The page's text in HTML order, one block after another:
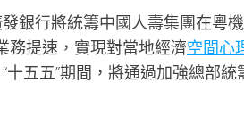
發銀行將統籌中國人壽集團在粵
務提速，實現對當地經濟空間心
十五五”期間，將通過加強總部